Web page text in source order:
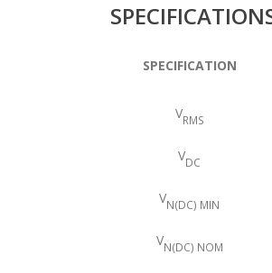
SPECIFICATION
VRMS
VDC
VN(DC) MIN
VN(DC) NOM